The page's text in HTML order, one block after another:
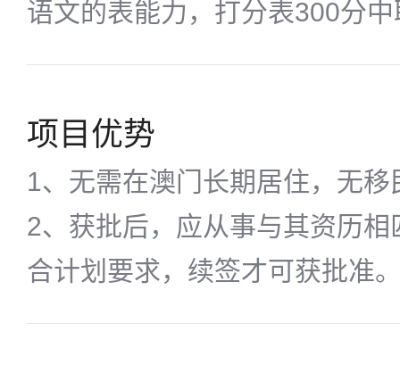
语文的表能力，打分表300分
项目优势
1、无需在澳门长期居住，无移
2、获批后，应从事与其资历相
合计划要求，续签才可获批准